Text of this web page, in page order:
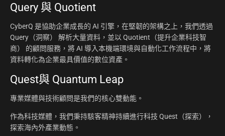
Query 與 Quotient
CyberQ 是協助企業成長的 AI 引擎，在堅韌的架構之上，我們透過
Query（洞察） 解析大量資料，並以 Quotient（提升企業科技智
商） 的顧問服務，將 AI 導入本機端環境與自動化工作流程中，將
資料轉化為企業最具價值的數位資產。
Quest與 Quantum Leap
專業媒體與技術顧問是我們的核心雙動能。
作為科技媒體，我們秉持駭客精神持續進行科技 Quest（探索），
探索海內外產業動態。